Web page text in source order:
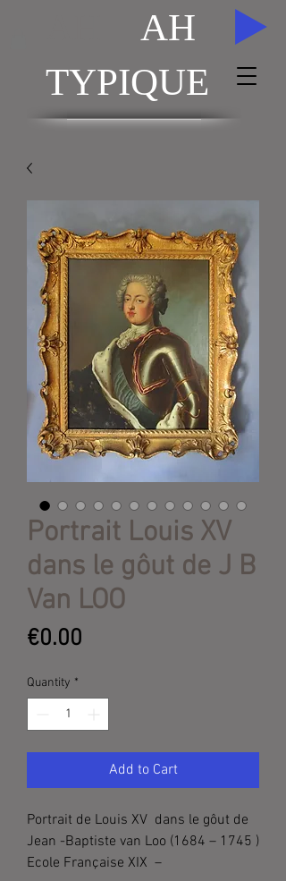
AH
TYPIQUE
ACHAT / VENTE TABLEAUX
Portrait Louis XV
dans le gôut de J B
Van LOO
€0.00
Quantity *
Add to Cart
Portrait de Louis XV dans le gôut de
Jean -Baptiste van Loo (1684 – 1745 )
Ecole Française XIX –